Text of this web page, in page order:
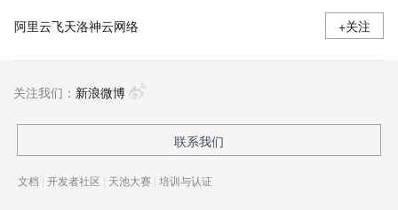
阿里云飞天洛神云网络 +关注
关注我们： 新浪微博
联系我们
文档 | 开发者社区 | 天池大赛 | 培训与认证